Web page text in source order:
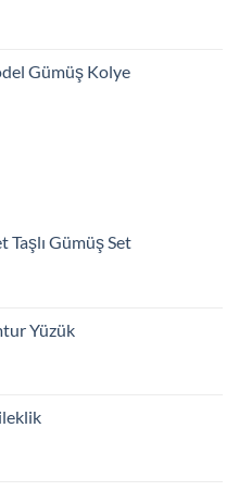
Gümüş Kolye
Taşlı Gümüş Set
Yüzük